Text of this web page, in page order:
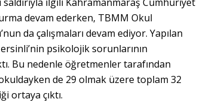
devam ederken, TBMM Okul
da çalışmaları devam ediyor. Yapılan
psikolojik sorunlarının
Bu nedenle öğretmenler tarafından
de 29 olmak üzere toplam 32
ortaya çıktı.